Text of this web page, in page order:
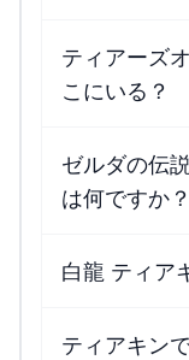
ティアーズ
こにいる？
ゼルダの伝
は何ですか？
白龍 ティア
ティアキン